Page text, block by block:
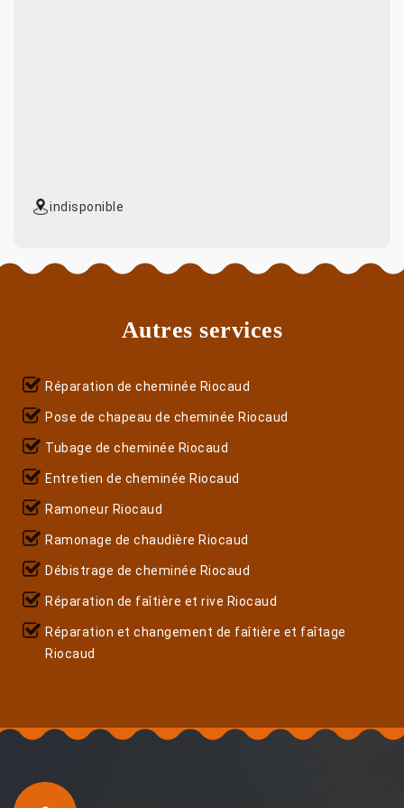
indisponible
Autres services
Réparation de cheminée Riocaud
Pose de chapeau de cheminée Riocaud
Tubage de cheminée Riocaud
Entretien de cheminée Riocaud
Ramoneur Riocaud
Ramonage de chaudière Riocaud
Débistrage de cheminée Riocaud
Réparation de faîtière et rive Riocaud
Réparation et changement de faîtière et faîtage
Riocaud